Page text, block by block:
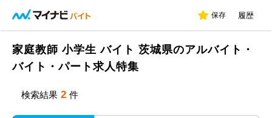
保存 履歴
家庭教師 小学生 バイト 茨城県のアルバイト・
バイト・パート求人特集
検索結果 2 件